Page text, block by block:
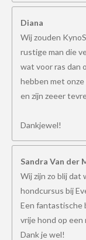
Diana
Wij zouden
rustige man die
wat voor ras dan
hebben met
en zijn zeeer
Dankjewel!
Sandra Van der
Wij zijn zo blij dat
hondcursus bij
Een fantastische
vrije hond op een
Dank je wel!